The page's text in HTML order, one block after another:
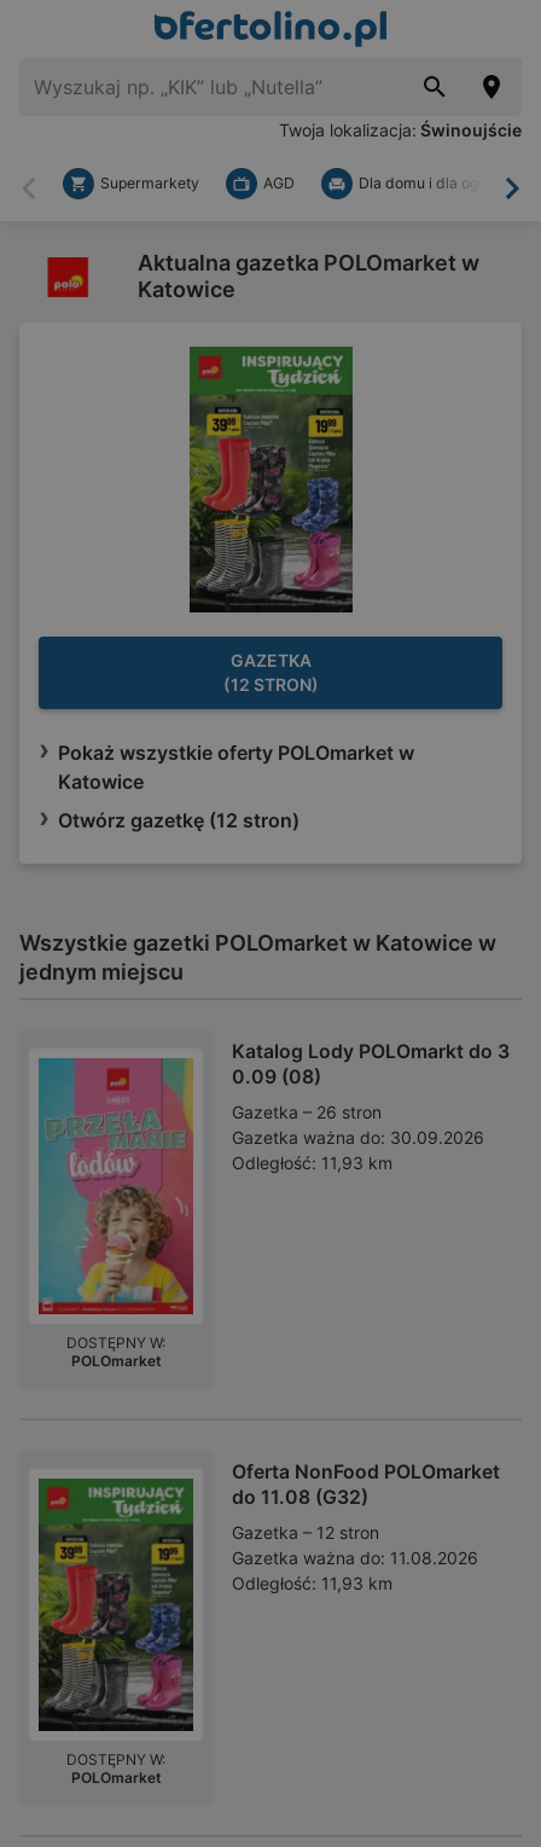
Twoja lokalizacja: Świnoujście
Wstecz
Supermarkety AGD Dla domu i dla ogrodu
Aktualna gazetka POLOmarket w
Katowice
GAZETKA
(12 STRON)
Pokaż wszystkie oferty POLOmarket w
Katowice
Otwórz gazetkę (12 stron)
Wszystkie gazetki POLOmarket w Katowice w
jednym miejscu
Katalog Lody POLOmarkt do 3
0.09 (08)
Gazetka – 26 stron
Gazetka ważna do: 30.09.2026
Odległość: 11,93 km
DOSTĘPNY W:
POLOmarket
Oferta NonFood POLOmarket
do 11.08 (G32)
Gazetka – 12 stron
Gazetka ważna do: 11.08.2026
Odległość: 11,93 km
DOSTĘPNY W:
POLOmarket